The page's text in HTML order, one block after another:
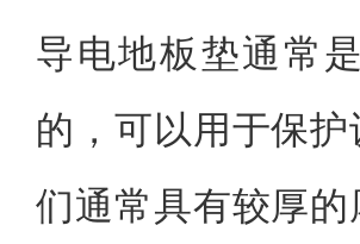
导电地板垫通常
的，可以用于保
们通常具有较厚